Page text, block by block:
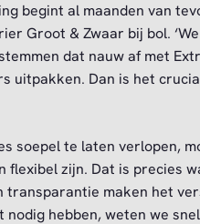
begint al maanden van
Groot & Zwaar bij bol.
dat nauw af met
uitpakken. Dan is het
soepel te laten verlopen,
flexibel zijn. Dat is precies
maken het
hebben, weten we